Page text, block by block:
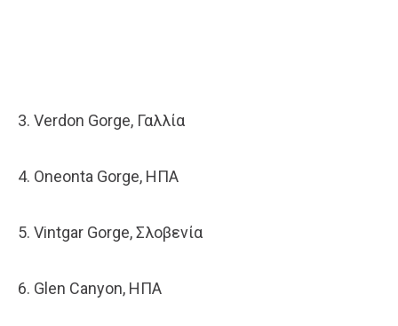
3. Verdon Gorge, Γαλλία
4. Oneonta Gorge, ΗΠΑ
5. Vintgar Gorge, Σλοβενία
6. Glen Canyon, ΗΠΑ